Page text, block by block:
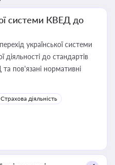
системи КВЕД до
української системи
діяльності до стандартів
пов'язані нормативні
Страхова діяльність